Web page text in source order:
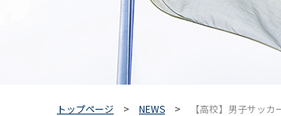
トップページ NEWS 【高校】男子サッ